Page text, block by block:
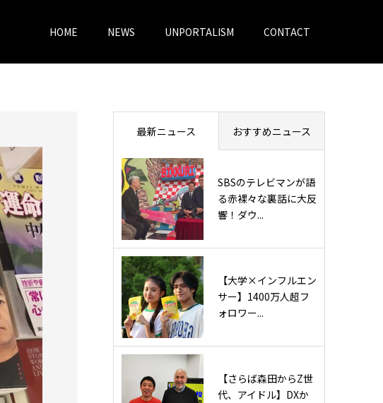
HOME NEWS UNPORTALISM CONTACT
最新ニュース おすすめニュース
SBSのテレビマンが語
る赤裸々な裏話に大反
響！ダウ...
【大学×インフルエン
サー】1400万人超フ
ォロワー...
【さらば森田からZ世
代、アイドル】DXか